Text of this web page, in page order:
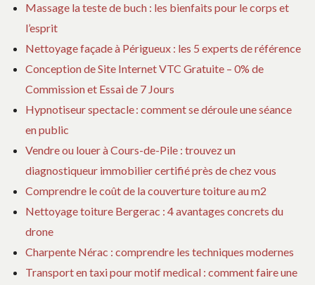
Massage la teste de buch : les bienfaits pour le corps et
l’esprit
Nettoyage façade à Périgueux : les 5 experts de référence
Conception de Site Internet VTC Gratuite – 0% de
Commission et Essai de 7 Jours
Hypnotiseur spectacle : comment se déroule une séance
en public
Vendre ou louer à Cours-de-Pile : trouvez un
diagnostiqueur immobilier certifié près de chez vous
Comprendre le coût de la couverture toiture au m2
Nettoyage toiture Bergerac : 4 avantages concrets du
drone
Charpente Nérac : comprendre les techniques modernes
Transport en taxi pour motif medical : comment faire une